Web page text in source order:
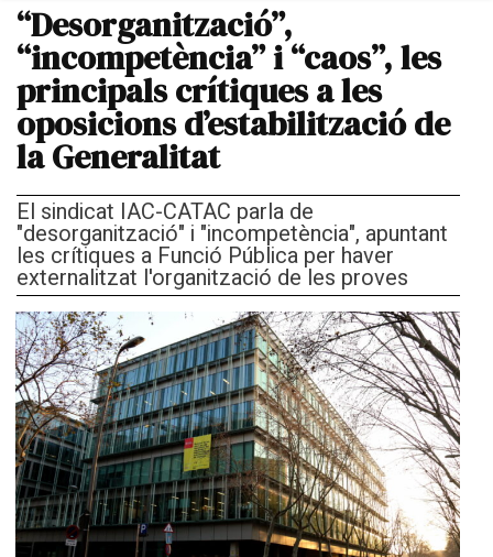
“Desorganització”,
“incompetència” i “caos”, les
principals crítiques a les
oposicions d’estabilització de
la Generalitat
El sindicat IAC-CATAC parla de
"desorganització" i "incompetència", apuntant
les crítiques a Funció Pública per haver
externalitzat l'organització de les proves